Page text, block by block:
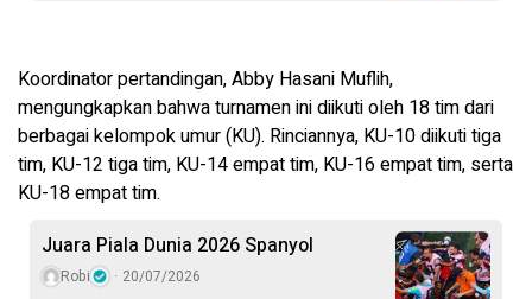
Koordinator pertandingan, Abby Hasani Muflih,
mengungkapkan bahwa turnamen ini diikuti oleh 18 tim dari
berbagai kelompok umur (KU). Rinciannya, KU-10 diikuti tiga
tim, KU-12 tiga tim, KU-14 empat tim, KU-16 empat tim, serta
KU-18 empat tim.
Juara Piala Dunia 2026 Spanyol
Robi 20/07/2026